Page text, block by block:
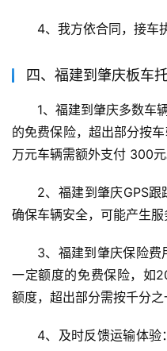
4、我方依合同，接车
四、福建到肇庆板车
1、福建到肇庆多数车
的免费保险，超出部分按
万元车辆需额外支付 300元
2、福建到肇庆GPS跟
确保车辆安全，可能产生服
3、福建到肇庆保险
一定额度的免费保险，如
额度，超出部分需按千分之
4、及时反馈运输体验